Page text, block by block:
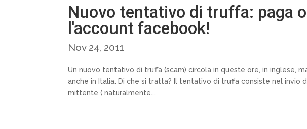
Nuovo tentativo di truffa: paga
l'account facebook!
Nov 24, 2011
Un nuovo tentativo di truffa (scam) circola in queste ore, in inglese,
anche in Italia. Di che si tratta? Il tentativo di truffa consiste nel invio
mittente ( naturalmente...